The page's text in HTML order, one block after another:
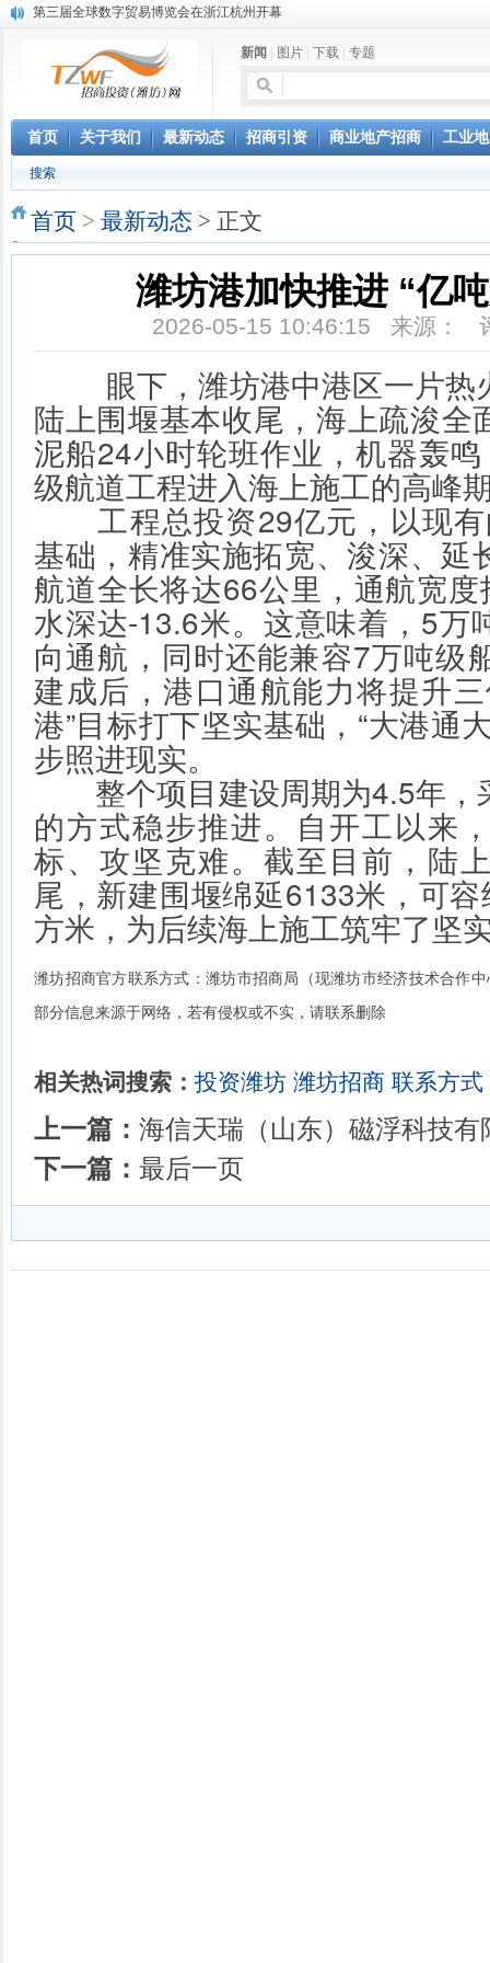
第三届全球数字贸易博览会在浙江杭州开幕
潍坊招商局讯：2024中日韩产业合作发展论坛开幕
昌乐大项目“拔节生长”赋能高质量发展
格润麦尔高端淀粉预混料智能制造项目顺利通过验收
潍坊招商局转：潍坊的冬日“秋景”
潍坊招商局转：潍坊历史名人--燕肃
欢聚潍坊·2024青岛啤酒 畅享节今晚启幕
新闻 图片 下载 专题
首页 关于我们 最新动态 招商引资 商业地产招商 工业
搜索
首页 > 最新动态 > 正文
潍坊港加快推进 “亿
2026-05-15 10:46:15 来源：
眼下，潍坊港中港区一片热
陆上围堰基本收尾，海上疏浚
泥船24小时轮班作业，机器轰
级航道工程进入海上施工的高峰
工程总投资29亿元，以现有
基础，精准实施拓宽、浚深、延
航道全长将达66公里，通航宽
水深达-13.6米。这意味着，5万
向通航，同时还能兼容7万吨级
建成后，港口通航能力将提升
港”目标打下坚实基础，“大港通
步照进现实。
整个项目建设周期为4.5年，
的方式稳步推进。自开工以来
标、攻坚克难。截至目前，陆
尾，新建围堰绵延6133米，可
方米，为后续海上施工筑牢了坚
潍坊招商官方联系方式：潍坊市招商局（现潍坊市经济技术合作
部分信息来源于网络，若有侵权或不实，请联系删除
相关热词搜索： 投资潍坊 潍坊招商 联系方式
上一篇： 海信天瑞（山东）磁浮科技
下一篇： 最后一页